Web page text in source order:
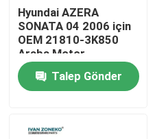
Ev
Ürün:% s
Videolar
Hyundai AZERA
SONATA 04 2006 için
OEM 21810-3K850
Araba Motor
Montajları
Talep Gönder